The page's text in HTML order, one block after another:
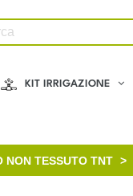
KIT IRRIGAZIONE
NON TESSUTO TNT >